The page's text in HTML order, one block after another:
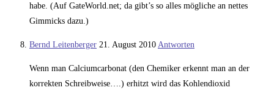
habe. (Auf GateWorld.net; da gibt’s so alles mögliche an nettes
Gimmicks dazu.)
Bernd Leitenberger 21. August 2010 Antworten
Wenn man Calciumcarbonat (den Chemiker erkennt man an der
korrekten Schreibweise….) erhitzt wird das Kohlendioxid